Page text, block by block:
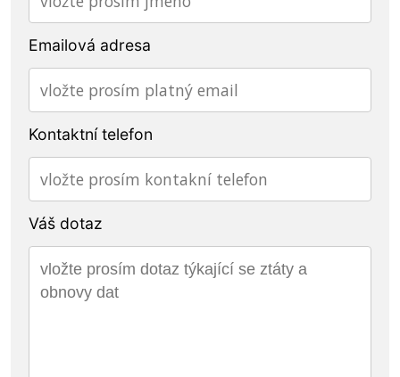
Emailová adresa
Kontaktní telefon
Váš dotaz